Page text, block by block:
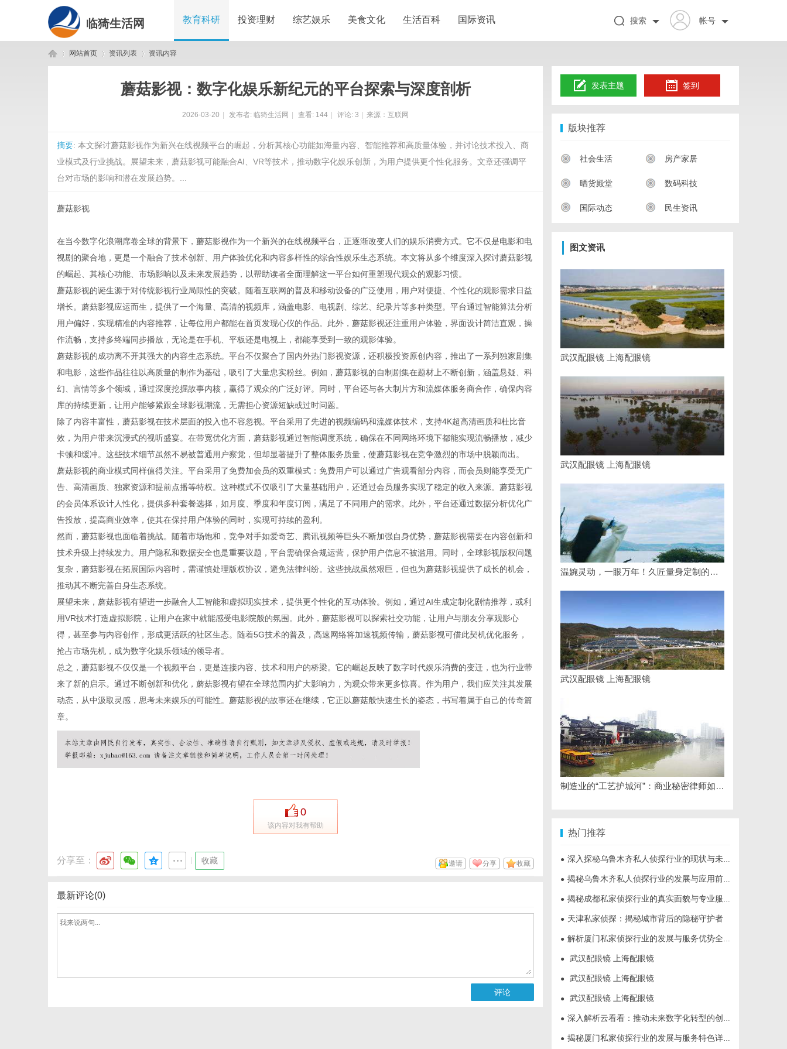
临猗生活网 教育科研 投资理财 综艺娱乐 美食文化 生活百科 国际资讯 帐号
搜索
网站首页 资讯列表 资讯内容
蘑菇影视：数字化娱乐新纪元的平台探索与深度剖析
2026-03-20 发布者: 临猗生活网 查看: 144 评论: 3 来源：互联网
摘要: 本文探讨蘑菇影视作为新兴在线视频平台的崛起，分析其核心功能如海量内容、智能推荐和高质量体验，并讨论技术投入、商
业模式及行业挑战。展望未来，蘑菇影视可能融合AI、VR等技术，推动数字化娱乐创新，为用户提供更个性化服务。文章还强调平
台对市场的影响和潜在发展趋势。...
蘑菇影视
在当今数字化浪潮席卷全球的背景下，蘑菇影视作为一个新兴的在线视频平台，正逐渐改变人们的娱乐消费方式。它不仅是电影和电
视剧的聚合地，更是一个融合了技术创新、用户体验优化和内容多样性的综合性娱乐生态系统。本文将从多个维度深入探讨蘑菇影视
的崛起、其核心功能、市场影响以及未来发展趋势，以帮助读者全面理解这一平台如何重塑现代观众的观影习惯。
蘑菇影视的诞生源于对传统影视行业局限性的突破。随着互联网的普及和移动设备的广泛使用，用户对便捷、个性化的观影需求日益
增长。蘑菇影视应运而生，提供了一个海量、高清的视频库，涵盖电影、电视剧、综艺、纪录片等多种类型。平台通过智能算法分析
用户偏好，实现精准的内容推荐，让每位用户都能在首页发现心仪的作品。此外，蘑菇影视还注重用户体验，界面设计简洁直观，操
作流畅，支持多终端同步播放，无论是在手机、平板还是电视上，都能享受到一致的观影体验。
蘑菇影视的成功离不开其强大的内容生态系统。平台不仅聚合了国内外热门影视资源，还积极投资原创内容，推出了一系列独家剧集
和电影，这些作品往往以高质量的制作为基础，吸引了大量忠实粉丝。例如，蘑菇影视的自制剧集在题材上不断创新，涵盖悬疑、科
幻、言情等多个领域，通过深度挖掘故事内核，赢得了观众的广泛好评。同时，平台还与各大制片方和流媒体服务商合作，确保内容
库的持续更新，让用户能够紧跟全球影视潮流，无需担心资源短缺或过时问题。
除了内容丰富性，蘑菇影视在技术层面的投入也不容忽视。平台采用了先进的视频编码和流媒体技术，支持4K超高清画质和杜比音
效，为用户带来沉浸式的视听盛宴。在带宽优化方面，蘑菇影视通过智能调度系统，确保在不同网络环境下都能实现流畅播放，减少
卡顿和缓冲。这些技术细节虽然不易被普通用户察觉，但却显著提升了整体服务质量，使蘑菇影视在竞争激烈的市场中脱颖而出。
蘑菇影视的商业模式同样值得关注。平台采用了免费加会员的双重模式：免费用户可以通过广告观看部分内容，而会员则能享受无广
告、高清画质、独家资源和提前点播等特权。这种模式不仅吸引了大量基础用户，还通过会员服务实现了稳定的收入来源。蘑菇影视
的会员体系设计人性化，提供多种套餐选择，如月度、季度和年度订阅，满足了不同用户的需求。此外，平台还通过数据分析优化广
告投放，提高商业效率，使其在保持用户体验的同时，实现可持续的盈利。
然而，蘑菇影视也面临着挑战。随着市场饱和，竞争对手如爱奇艺、腾讯视频等巨头不断加强自身优势，蘑菇影视需要在内容创新和
技术升级上持续发力。用户隐私和数据安全也是重要议题，平台需确保合规运营，保护用户信息不被滥用。同时，全球影视版权问题
复杂，蘑菇影视在拓展国际内容时，需谨慎处理版权协议，避免法律纠纷。这些挑战虽然艰巨，但也为蘑菇影视提供了成长的机会，
推动其不断完善自身生态系统。
展望未来，蘑菇影视有望进一步融合人工智能和虚拟现实技术，提供更个性化的互动体验。例如，通过AI生成定制化剧情推荐，或利
用VR技术打造虚拟影院，让用户在家中就能感受电影院般的氛围。此外，蘑菇影视可以探索社交功能，让用户与朋友分享观影心
得，甚至参与内容创作，形成更活跃的社区生态。随着5G技术的普及，高速网络将加速视频传输，蘑菇影视可借此契机优化服务，
抢占市场先机，成为数字化娱乐领域的领导者。
总之，蘑菇影视不仅仅是一个视频平台，更是连接内容、技术和用户的桥梁。它的崛起反映了数字时代娱乐消费的变迁，也为行业带
来了新的启示。通过不断创新和优化，蘑菇影视有望在全球范围内扩大影响力，为观众带来更多惊喜。作为用户，我们应关注其发展
动态，从中汲取灵感，思考未来娱乐的可能性。蘑菇影视的故事还在继续，它正以蘑菇般快速生长的姿态，书写着属于自己的传奇篇
章。
0
该内容对我有帮助
分享至： 收藏 收藏
分享
邀请
最新评论(0)
评论
发表主题 签到
版块推荐
社会生活 房产家居
晒货殿堂 数码科技
国际动态 民生资讯
图文资讯
武汉配眼镜 上海配眼镜
武汉配眼镜 上海配眼镜
温婉灵动，一眼万年！久匠量身定制的眉眼唇，才是你整张脸的点睛之笔！淡颜系女生的气质加分项
武汉配眼镜 上海配眼镜
制造业的“工艺护城河”：商业秘密律师如何守住车间里的“Know-how”
热门推荐
● 深入探秘乌鲁木齐私人侦探行业的现状与未来发展趋势
● 揭秘乌鲁木齐私人侦探行业的发展与应用前景
● 揭秘成都私家侦探行业的真实面貌与专业服务
● 天津私家侦探：揭秘城市背后的隐秘守护者
● 解析厦门私家侦探行业的发展与服务优势全面指南
● 武汉配眼镜 上海配眼镜
● 武汉配眼镜 上海配眼镜
● 武汉配眼镜 上海配眼镜
● 深入解析云看看：推动未来数字化转型的创新平台
● 揭秘厦门私家侦探行业的发展与服务特色详解